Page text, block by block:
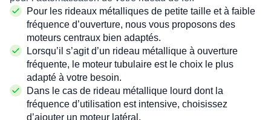
Pour les rideaux métalliques de petite taille et à faible
fréquence d’ouverture, nous vous proposons des
moteurs centraux bien adaptés.
Lorsqu’il s’agit d’un rideau métallique à ouverture
fréquente, le moteur tubulaire est le choix le plus
adapté à votre besoin.
Dans le cas de rideau métallique lourd dont la
fréquence d’utilisation est intensive, choisissez
d’ajouter un moteur latéral .